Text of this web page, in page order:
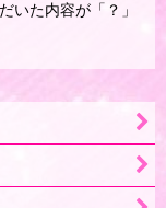
いた内容が「？」